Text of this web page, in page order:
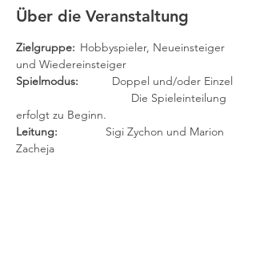
Über die Veranstaltung
Zielgruppe:
und Wiedereinsteiger
Spielmodus:
Doppel und/oder Einzel
erfolgt zu Beginn.
Sigi Zychon und Marion
Zacheja